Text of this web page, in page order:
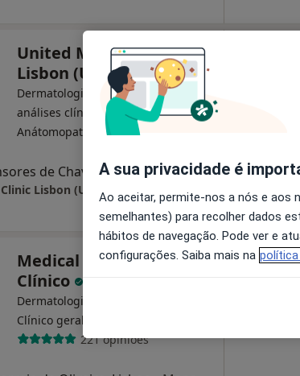
United Medical Clinic
Lisbon (UMC Lisbon)
Dermatologista, Especialista em
análises clínicas,
Anátomopatologista·Mais
Avenida Defensores de Chaves 73B, Lisboa •Mapa
Lisbon (UMC Lisbon)
Medical One - Centro
Clínico
Dermatologista, Alergologista,
Clínico geral
221 opiniões
A sua privacidade é
Ao aceitar, permite-nos a nós e aos
semelhantes) para recolher dados
hábitos de navegação. Pode ver e
configurações. Saiba mais na política